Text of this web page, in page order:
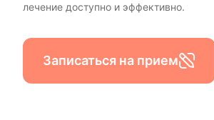
лечение доступно и эффективно.
Записаться на прием